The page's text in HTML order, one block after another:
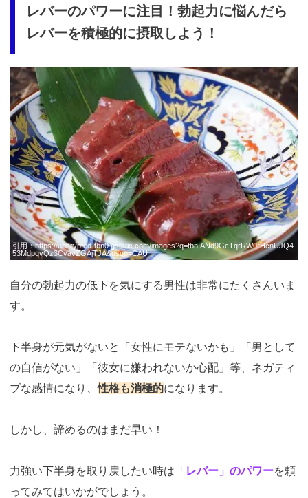
レバーのパワーに注目！勃起力に悩んだら
レバーを積極的に摂取しよう！
引用：https://encrypted-tbn0.gstatic.com/images?q=tbn:ANd9GcTqrRW0rHcnUJQ4-
53MdpqvQz3CvavZGAjTJA&usqp=CAU
自分の勃起力の低下を気にする男性は非常にたくさんいま
す。
下半身が元気がないと「女性にモテないかも」「男として
の自信がない」「彼女に嫌われないか心配」等、ネガティ
ブな感情になり、性格も消極的になります。
しかし、諦めるのはまだ早い！
力強い下半身を取り戻したい時は「 レバー」のパワーを頼
ってみてはいかがでしょう。